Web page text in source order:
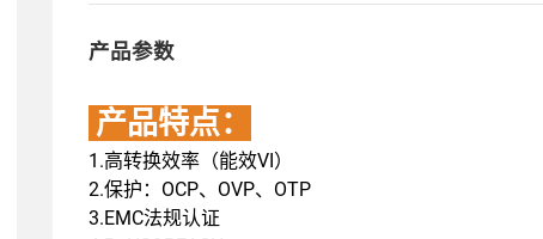
产品参数
产品特点：
1.高转换效率（能效VI）
2.保护：OCP、OVP、OTP
3.EMC法规认证